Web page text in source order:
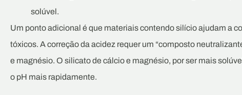
solúvel.
Um ponto adicional é que materiais contendo silício ajudam a
tóxicos. A correção da acidez requer um “composto
e magnésio. O silicato de cálcio e magnésio, por ser mais
o pH mais rapidamente.